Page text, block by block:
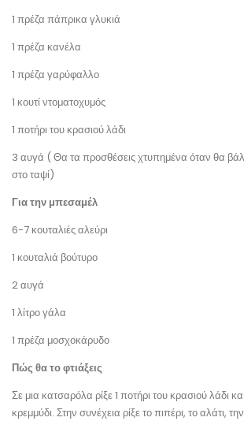
1 πρέζα πάπρικα γλυκιά
1 πρέζα κανέλα
1 πρέζα γαρύφαλλο
1 κουτί ντοματοχυμός
1 ποτήρι του κρασιού λάδι
3 αυγά ( Θα τα προσθέσεις χτυπημένα όταν θα
στο ταψί)
Για την μπεσαμέλ
6-7 κουταλιές αλεύρι
1 κουταλιά βούτυρο
2 αυγά
1 λίτρο γάλα
1 πρέζα μοσχοκάρυδο
Πώς θα το φτιάξεις
Σε μια κατσαρόλα ρίξε 1 ποτήρι του κρασιού λάδι
κρεμμύδι. Στην συνέχεια ρίξε το πιπέρι, το αλάτι,